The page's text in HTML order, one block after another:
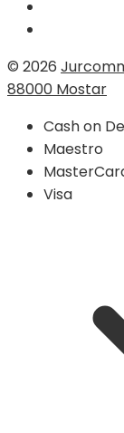
© 2026
88000 Mostar
Cash on
Maestro
Visa